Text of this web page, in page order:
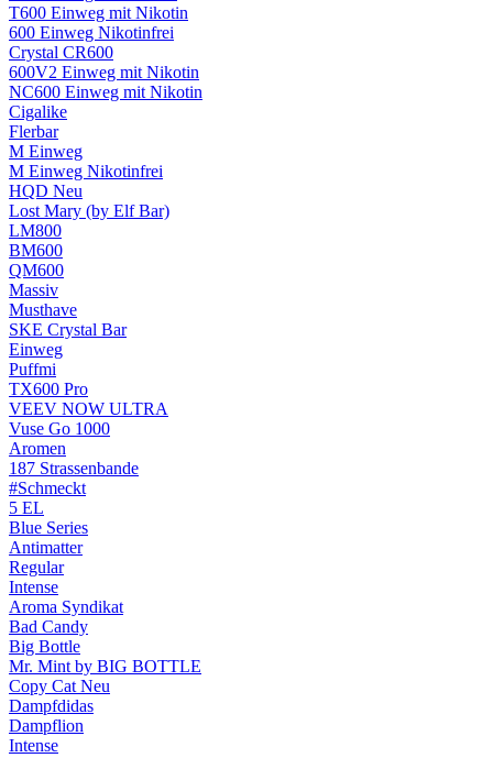
T600 Einweg mit Nikotin
600 Einweg Nikotinfrei
Crystal CR600
600V2 Einweg mit Nikotin
NC600 Einweg mit Nikotin
Cigalike
Flerbar
M Einweg
M Einweg Nikotinfrei
HQD Neu
Lost Mary (by Elf Bar)
LM800
BM600
QM600
Massiv
Musthave
SKE Crystal Bar
Einweg
Puffmi
TX600 Pro
VEEV NOW ULTRA
Vuse Go 1000
Aromen
187 Strassenbande
#Schmeckt
5 EL
Blue Series
Antimatter
Regular
Intense
Aroma Syndikat
Bad Candy
Big Bottle
Mr. Mint by BIG BOTTLE
Copy Cat Neu
Dampfdidas
Dampflion
Intense